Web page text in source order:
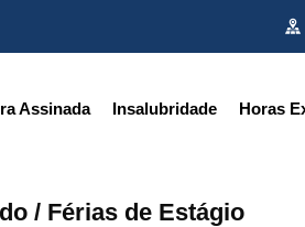
Assinada Insalubridade Horas
/ Férias de Estágio